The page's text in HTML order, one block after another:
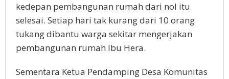
kedepan pembangunan rumah dari nol itu
selesai. Setiap hari tak kurang dari 10 orang
tukang dibantu warga sekitar mengerjakan
pembangunan rumah Ibu Hera.
Sementara Ketua Pendamping Desa Komunitas